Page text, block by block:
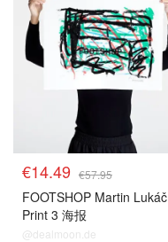
€14.49 €57.95
FOOTSHOP Martin Lukáč
Print 3 海报
@dealmoon.de